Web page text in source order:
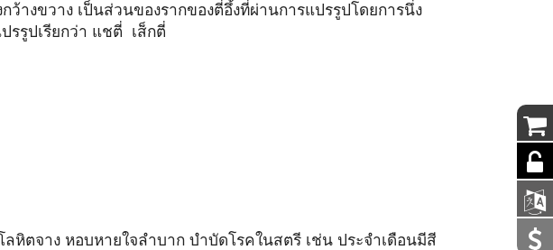
างขวาง เป็นส่วนของรากของตี่อึ้งที่ผ่านการแปรรูปโดยการนึ่ง
รรูปเรียกว่า แชตี่ เส็กตี่
ลหิตจาง หอบหายใจลำบาก บำบัดโรคในสตรี เช่น ประจำเดือนมีสี